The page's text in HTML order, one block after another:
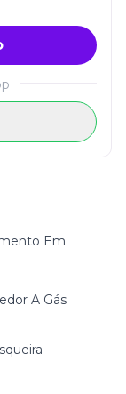
Em
A Gás